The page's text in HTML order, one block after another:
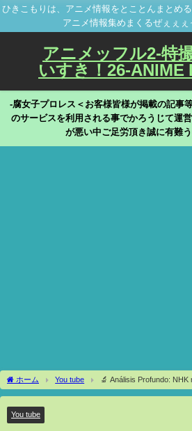
ひきこもりは、アニメ情報をとことんまとめ
アニメ情報集めまくるぜぇぇぇ
アニメッフル2-特
いすき！26-ANIME
-腐女子プロレス＜お客様皆様が掲載の記事
のサービスを利用される事でかろうじて運
が悪い中ご足労頂き誠に有難う
ホーム You tube 🔬 Análisis Profundo:
You tube